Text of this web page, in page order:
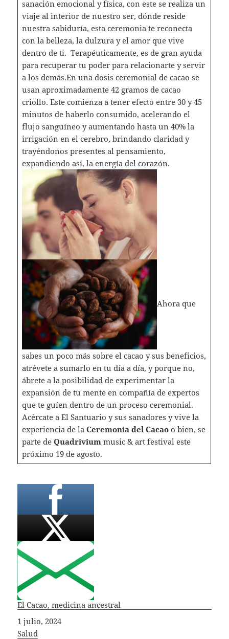
sanación emocional y física, con este se realiza un
viaje al interior de nuestro ser, dónde reside
nuestra sabiduría, esta ceremonia te reconecta
con la belleza, la dulzura y el amor que vive
dentro de ti. Terapéuticamente, es de gran ayuda
para recuperar tu poder para relacionarte y servir
a los demás.En una dosis ceremonial de cacao se
usan aproximadamente 42 gramos de cacao
criollo. Este comienza a tener efecto entre 30 y 45
minutos de haberlo consumido, acelerando el
flujo sanguíneo y aumentando hasta un 40% la
irrigación en el cerebro, brindando claridad y
trayéndonos presentes al pensamiento,
expandiendo así, la energía del corazón.
Ahora que
sabes un poco más sobre el cacao y sus beneficios,
atrévete a sumarlo en tu día a día, y porque no,
ábrete a la posibilidad de experimentar la
expansión de tu mente en compañía de expertos
que te guíen dentro de un proceso ceremonial.
Acércate a El Santuario y sus sanadores y vive la
experiencia de la Ceremonia del Cacao o bien, se
parte de Quadrivium music & art festival este
próximo 19 de agosto.
El Cacao, medicina ancestral
Fecha
1 julio, 2024
In relation to
Salud